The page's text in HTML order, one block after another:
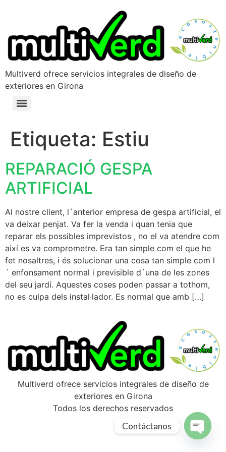
Multiverd ofrece servicios integrales de diseño de
exteriores en Girona
Etiqueta: Estiu
REPARACIÓ GESPA
ARTIFICIAL
Al nostre client, l´anterior empresa de gespa artificial, el
va deixar penjat. Va fer la venda i quan tenia que
reparar els possibles imprevistos , no el va atendre com
així es va comprometre. Era tan simple com el que he
fet nosaltres, i és solucionar una cosa tan simple com l
´ enfonsament normal i previsible d´una de les zones
del seu jardí. Aquestes coses poden passar a tothom,
no es culpa dels instal·lador. Es normal que amb […]
Multiverd ofrece servicios integrales de diseño de
exteriores en Girona
Todos los derechos reservados
Contáctanos